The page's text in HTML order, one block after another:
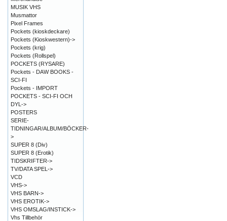
MUSIK VHS
Musmattor
Pixel Frames
Pockets (kioskdeckare)
Pockets (Kioskwestern)->
Pockets (krig)
Pockets (Rollspel)
POCKETS (RYSARE)
Pockets - DAW BOOKS -
SCI-FI
Pockets - IMPORT
POCKETS - SCI-FI OCH
DYL->
POSTERS
SERIE-
TIDNINGAR/ALBUM/BÖCKER-
>
SUPER 8 (Div)
SUPER 8 (Erotik)
TIDSKRIFTER->
TV/DATA SPEL->
VCD
VHS->
VHS BARN->
VHS EROTIK->
VHS OMSLAG/INSTICK->
Vhs Tillbehör